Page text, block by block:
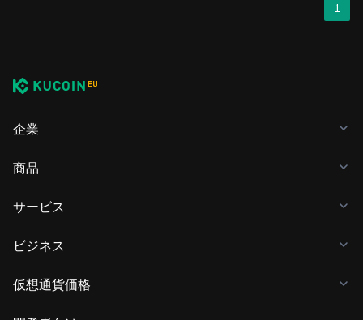
1
企業
商品
サービス
ビジネス
仮想通貨価格